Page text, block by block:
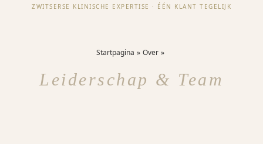
ZWITSERSE KLINISCHE EXPERTISE · ÉÉN KLANT TEGELIJK
Startpagina Over
Leiderschap & Team